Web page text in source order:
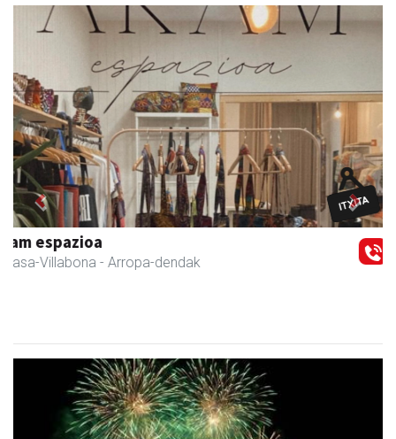
Zubimusu Ikastola
Amasa-Villabona - Hezkuntza
Previous Next